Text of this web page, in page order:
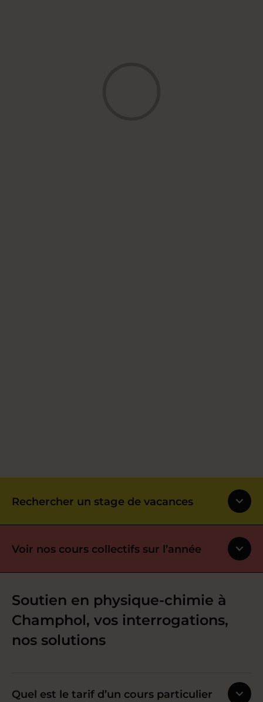
Rechercher un stage de vacances
Voir nos cours collectifs sur l’année
Soutien en physique-chimie à
Champhol, vos interrogations,
nos solutions
Quel est le tarif d’un cours particulier